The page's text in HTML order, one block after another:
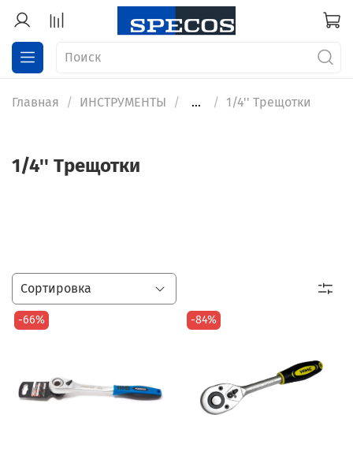
Главная ИНСТРУМЕНТЫ ... 1/4'' Трещотки
1/4'' Трещотки
-66% -84%